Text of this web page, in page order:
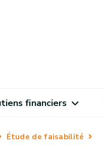
financiers
Étude de faisabilité